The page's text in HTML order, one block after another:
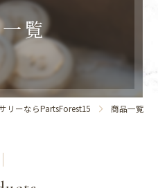
覧
リーならPartsForest15 商品一覧